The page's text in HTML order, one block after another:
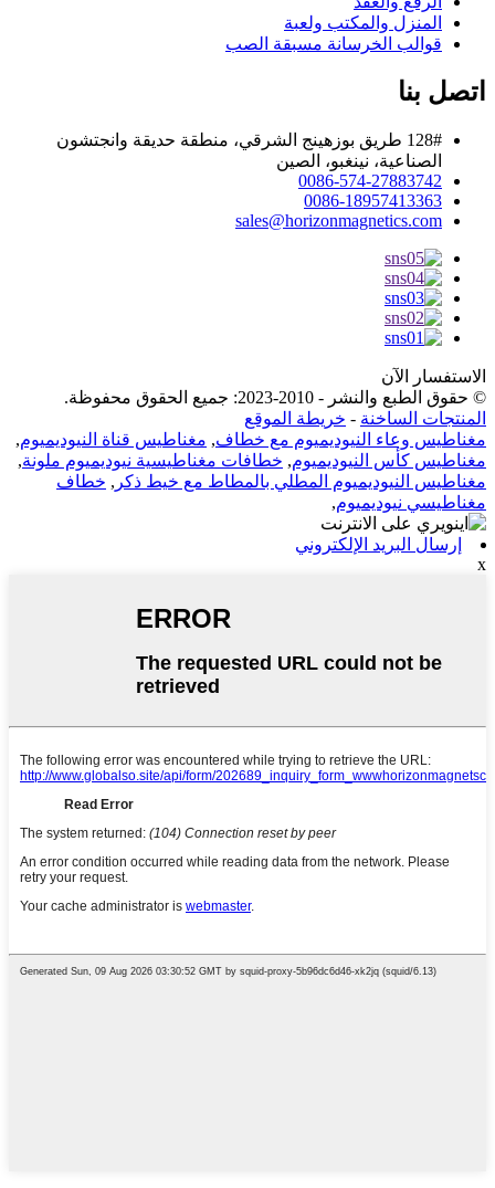
المنزل والمكتب ولعبة
قوالب الخرسانة مسبقة الصب
اتصل بنا
128# طريق بوزهينج الشرقي، منطقة حديقة وانجتشون
الصناعية، نينغبو، الصين
0086-574-27883742
0086-18957413363
sales@horizonmagnetics.com
الاستفسار الآن
© حقوق الطبع والنشر - 2010-2023: جميع الحقوق محفوظة.
المنتجات الساخنة - خريطة الموقع
مغناطيس وعاء النيوديميوم مع خطاف, مغناطيس قناة النيوديميوم,
مغناطيس كأس النيوديميوم, خطافات مغناطيسية نيوديميوم ملونة,
مغناطيس النيوديميوم المطلي بالمطاط مع خيط ذكر , خطاف
مغناطيسي نيوديميوم,
إرسال البريد الإلكتروني
x